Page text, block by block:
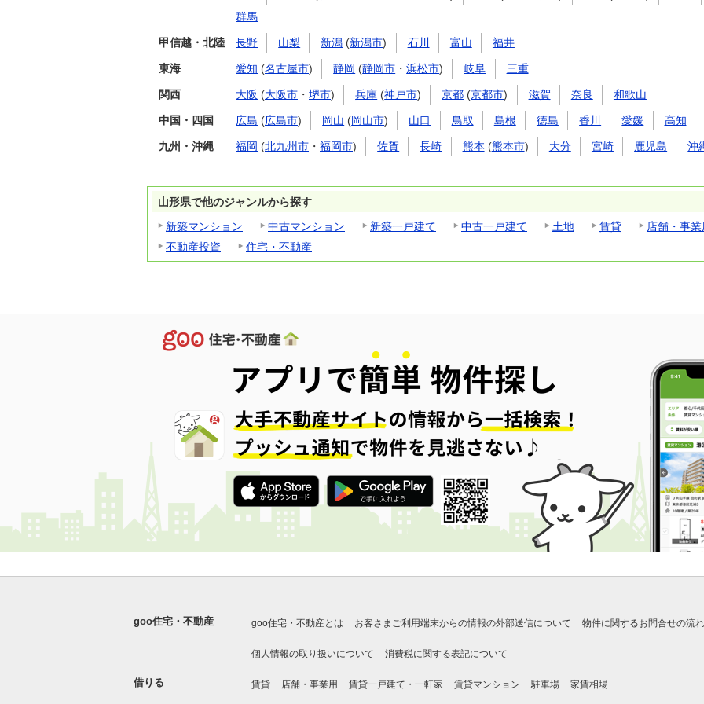
群馬
甲信越・北陸 長野 山梨 新潟 (新潟市) 石川 富山 福井
東海 愛知 (名古屋市) 静岡 (静岡市 ・浜松市) 岐阜 三重
関西 大阪 (大阪市 ・ 堺市) 兵庫 (神戸市) 京都 (京都市) 滋賀 奈良 和歌山
中国・四国 広島 (広島市) 岡山 (岡山市) 山口 鳥取 島根 徳島 香川 愛媛 高知
九州・沖縄 福岡 (北九州市 ・ 福岡市) 佐賀 長崎 熊本 (熊本市) 大分 宮崎 鹿児島 沖
山形県で他のジャンルから探す
新築マンション
中古マンション 新築一戸建て 中古一戸建て 土地 賃貸
店舗・事業
不動産投資
住宅・不動産
goo住宅・不動産 goo住宅・不動産とは お客さまご利用端末からの情報の外部送信について 物件に関するお問合せの流れ
個人情報の取り扱いについて 消費税に関する表記について
借りる 賃貸 店舗・事業用 賃貸一戸建て・一軒家 賃貸マンション 駐車場 家賃相場